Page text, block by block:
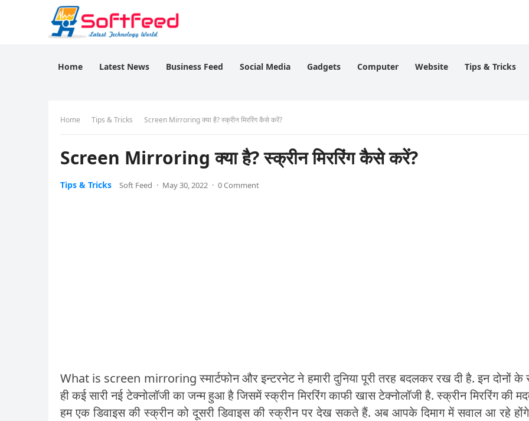
Home Latest News Business Feed Social Media Gadgets Computer Website Tips & Tricks
Home Tips & Tricks Screen Mirroring क्या है? स्क्रीन मिररिंग कैसे करें?
Screen Mirroring क्या है? स्क्रीन मिररिंग कैसे करें?
Tips & Tricks Soft Feed · May 30, 2022 · 0 Comment
What is screen mirroringस्मार्टफोन और इन्टरनेट ने हमारी दुनिया पूरी तरह बदलकर रख दी है. इन दोनों के
ही कई सारी नई टेक्नोलॉजी का जन्म हुआ है जिसमें स्क्रीन मिररिंग काफी खास टेक्नोलॉजी है. स्क्रीन मिररिंग की
हम एक डिवाइस की स्क्रीन को दूसरी डिवाइस की स्क्रीन पर देख सकते हैं. अब आपके दिमाग में सवाल आ रहे